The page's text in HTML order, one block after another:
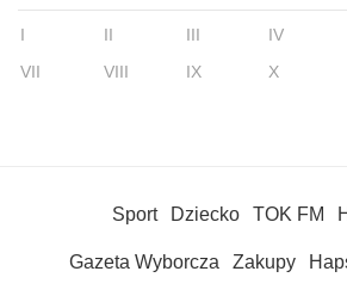
I II III IV
VII
VIII IX X
Sport Dziecko TOK FM
Gazeta Wyborcza Zakupy